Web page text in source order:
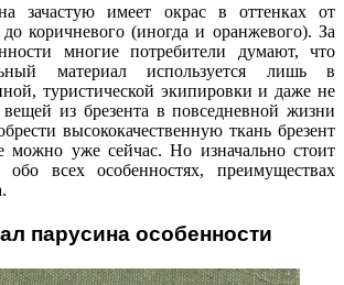
зачастую имеет окрас в оттенках от
коричневого (иногда и оранжевого). За
многие потребители думают, что
материал используется лишь в
туристической экипировки и даже не
вещей из брезента в повседневной жизни
высококачественную ткань брезент
можно уже сейчас. Но изначально стоит
обо всех особенностях, преимуществах
парусина особенности